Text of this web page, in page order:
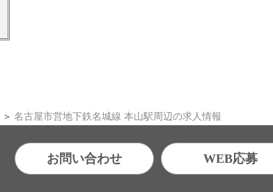
名古屋市営地下鉄名城線 本山駅周辺の求人情報
お問い合わせ WEB応募